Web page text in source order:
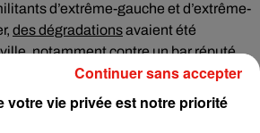
d’extrême-gauche et d’extrême-
des dégradationsavaient été
notamment contre un bar réputé
d’extrême-droite. Plusieurs
en avril prochain.
votre vie privée est notre priorité
Continuer sans accepter